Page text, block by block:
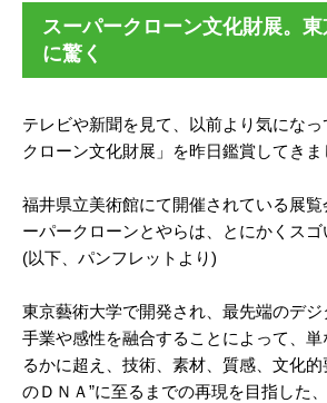
スーパークローン文化財展。
に驚く
テレビや新聞を見て、以前より気にな
クローン文化財展」を昨日鑑賞してきま
福井県立美術館にて開催されている展覧
ーパークローンとやらは、とにかくスゴ
(以下、パンフレットより)
東京藝術大学で開発され、最先端のデ
手業や感性を融合することによって、
るかに超え、技術、素材、質感、文化的
のＤＮＡ”に至るまでの再現を目指した